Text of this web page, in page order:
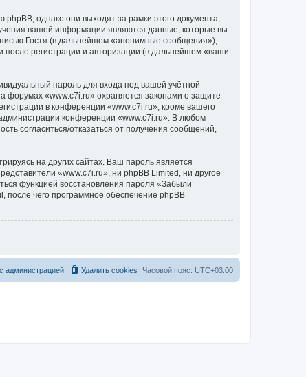
однако они выходят за рамки этого документа,
вашей информации являются данные, которые вы
Гостя (в дальнейшем «анонимные сообщения»),
регистрации и авторизации (в дальнейшем «ваши
пароль для входа под вашей учётной
«www.c7i.ru» охраняется законами о защите
в конференции «www.c7i.ru», кроме вашего
конференции «www.c7i.ru». В любом
согласиться/отказаться от получения сообщений,
на других сайтах. Ваш пароль является
«www.c7i.ru», ни phpBB Limited, ни другое
функцией восстановления пароля «Забыли
чего программное обеспечение phpBB
Часовой пояс: UTC+03:00
Удалить cookies
администрацией